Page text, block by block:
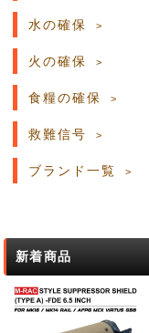
水の確保
火の確保
食糧の確保
救難信号
ブランド一覧
新着商品